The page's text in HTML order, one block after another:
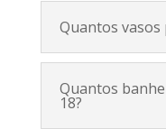
Quantos
Quantos
18?